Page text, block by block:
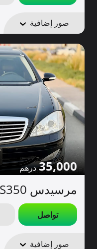
صور إضافية
35,000
مرسيدس S350 للبيع
تواصل
صور إضافية